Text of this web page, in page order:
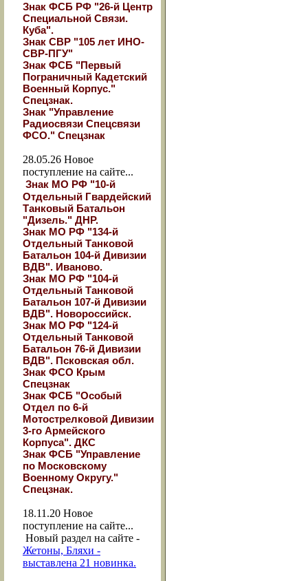
Знак ФСБ РФ "26-й Центр
Специальной Связи.
Куба".
Знак СВР "105 лет ИНО-
СВР-ПГУ"
Знак ФСБ "Первый
Пограничный Кадетский
Военный Корпус."
Спецзнак.
Знак "Управление
Радиосвязи Спецсвязи
ФСО." Спецзнак
28.05.26 Новое
поступление на сайте...
Знак МО РФ "10-й
Отдельный Гвардейский
Танковый Батальон
"Дизель." ДНР.
Знак МО РФ "134-й
Отдельный Танковой
Батальон 104-й Дивизии
ВДВ". Иваново.
Знак МО РФ "104-й
Отдельный Танковой
Батальон 107-й Дивизии
ВДВ". Новороссийск.
Знак МО РФ "124-й
Отдельный Танковой
Батальон 76-й Дивизии
ВДВ". Псковская обл.
Знак ФСО Крым
Спецзнак
Знак ФСБ "Особый
Отдел по 6-й
Мотострелковой Дивизии
3-го Армейского
Корпуса". ДКС
Знак ФСБ "Управление
по Московскому
Военному Округу."
Спецзнак.
18.11.20 Новое
поступление на сайте...
Новый раздел на сайте -
Жетоны, Бляхи -
выставлена 21 новинка.